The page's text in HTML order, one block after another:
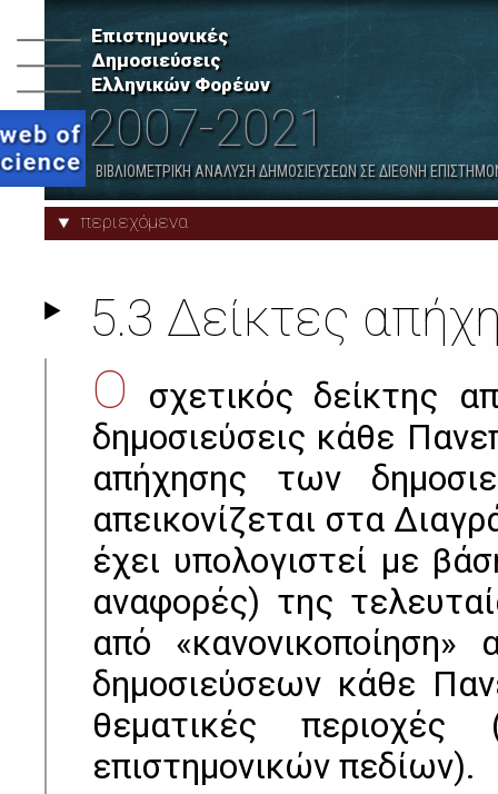
Επιστημονικές
Δημοσιεύσεις
Ελληνικών Φορέων
2007-2021
ΒΙΒΛΙΟΜΕΤΡΙΚΗ ΑΝΑΛΥΣΗ ΔΗΜΟΣΙΕΥΣΕΩΝ ΣΕ ΔΙΕΘΝΗ
περιεχόμενα
ανά Κατηγορία Φορέων
7. Λοιποί Δημόσιοι Ερευνητικοί
Φορείς
8. Δημόσια Νοσοκομεία
Προφίλ Φορέων Παραρτήματα
5.3 Δείκτες
Ο σχετικός δείκτης
δημοσιεύσεις κάθε
απήχησης των
απεικονίζεται στα
έχει υπολογιστεί με
αναφορές) της
από
δημοσιεύσεων κάθε
θεματικές περιοχές
επιστημονικών πεδίων).